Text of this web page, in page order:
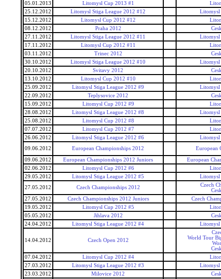
05.01.2013
Litomysl Cup 2013 #1
25.12.2012
Litomysl Stiga League 2012 #12
Litomysl
15.12.2012
Litomysl Cup 2012 #12
08.12.2012
Praha 2012
27.11.2012
Litomysl Stiga League 2012 #11
Litomysl
17.11.2012
Litomysl Cup 2012 #11
03.11.2012
Trinec 2012
30.10.2012
Litomysl Stiga League 2012 #10
Litomysl
20.10.2012
Svitavy 2012
13.10.2012
Litomysl Cup 2012 #10
25.09.2012
Litomysl Stiga League 2012 #9
Litomysl
22.09.2012
Teplysovice 2012
15.09.2012
Litomysl Cup 2012 #9
28.08.2012
Litomysl Stiga League 2012 #8
Litomysl
25.08.2012
Litomysl Cup 2012 #8
07.07.2012
Litomysl Cup 2012 #7
26.06.2012
Litomysl Stiga League 2012 #6
Litomysl
09.06.2012
European Championships 2012 European
09.06.2012 European Championships 2012 Juniors
European
02.06.2012
Litomysl Cup 2012 #6
29.05.2012
Litomysl Stiga League 2012 #5
Litomysl
27.05.2012
Czech Championships 2012
Czech
27.05.2012
Czech Championships 2012 Juniors
Czech
19.05.2012
Litomysl Cup 2012 #5
05.05.2012
Jihlava 2012
24.04.2012
Litomysl Stiga League 2012 #4 Litomysl
14.04.2012 Czech Open 2012
World Tour
07.04.2012
Litomysl Cup 2012 #4
27.03.2012
Litomysl Stiga League 2012 #3
Litomysl
23.03.2012
Milovice 2012